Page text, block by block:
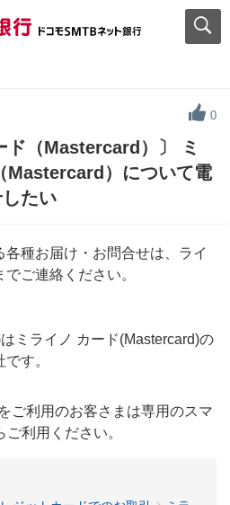
0
ド（Mastercard）〕 ミ
Mastercard）について電
たい
各種お届け・お問合せは、ライ
ご連絡ください。
ミライノ カード(Mastercard)の
す。
ご利用のお客さまは専用のスマ
利用ください。